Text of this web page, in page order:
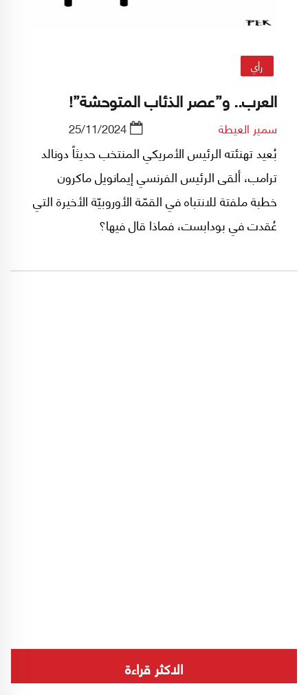
رأي
العرب.. و”عصر الذئاب المتوحشة”!
سمير العيطة 25/11/2024
بُعيد تهنئته الرئيس الأمريكي المنتخب حديثاً دونالد
ترامب، ألقى الرئيس الفرنسي إيمانويل ماكرون
خطبة ملفتة للانتباه في القمّة الأوروبيّة الأخيرة التي
عُقدت في بودابست، فماذا قال فيها؟
الاكثر قراءة